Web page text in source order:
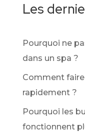
Les
Pourquoi ne
dans un spa ?
Comment
rapidement ?
Pourquoi les
fonctionnent